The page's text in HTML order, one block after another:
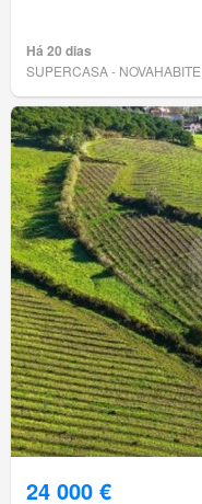
Há 20 dias
SUPERCASA -
24 000 €